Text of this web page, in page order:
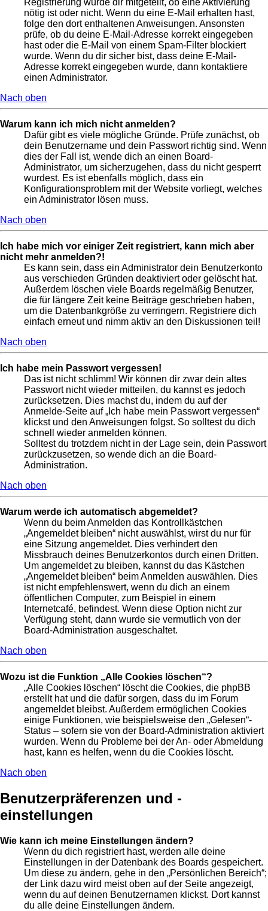
Registrierung wurde dir mitgeteilt, ob eine Aktivierung
nötig ist oder nicht. Wenn du eine E-Mail erhalten hast,
folge den dort enthaltenen Anweisungen. Ansonsten
prüfe, ob du deine E-Mail-Adresse korrekt eingegeben
hast oder die E-Mail von einem Spam-Filter blockiert
wurde. Wenn du dir sicher bist, dass deine E-Mail-
Adresse korrekt eingegeben wurde, dann kontaktiere
einen Administrator.
Nach oben
Warum kann ich mich nicht anmelden?
Dafür gibt es viele mögliche Gründe. Prüfe zunächst, ob
dein Benutzername und dein Passwort richtig sind. Wenn
dies der Fall ist, wende dich an einen Board-
Administrator, um sicherzugehen, dass du nicht gesperrt
wurdest. Es ist ebenfalls möglich, dass ein
Konfigurationsproblem mit der Website vorliegt, welches
ein Administrator lösen muss.
Nach oben
Ich habe mich vor einiger Zeit registriert, kann mich aber
nicht mehr anmelden?!
Es kann sein, dass ein Administrator dein Benutzerkonto
aus verschieden Gründen deaktiviert oder gelöscht hat.
Außerdem löschen viele Boards regelmäßig Benutzer,
die für längere Zeit keine Beiträge geschrieben haben,
um die Datenbankgröße zu verringern. Registriere dich
einfach erneut und nimm aktiv an den Diskussionen teil!
Nach oben
Ich habe mein Passwort vergessen!
Das ist nicht schlimm! Wir können dir zwar dein altes
Passwort nicht wieder mitteilen, du kannst es jedoch
zurücksetzen. Dies machst du, indem du auf der
Anmelde-Seite auf „Ich habe mein Passwort vergessen“
klickst und den Anweisungen folgst. So solltest du dich
schnell wieder anmelden können.
Solltest du trotzdem nicht in der Lage sein, dein Passwort
zurückzusetzen, so wende dich an die Board-
Administration.
Nach oben
Warum werde ich automatisch abgemeldet?
Wenn du beim Anmelden das Kontrollkästchen
„Angemeldet bleiben“ nicht auswählst, wirst du nur für
eine Sitzung angemeldet. Dies verhindert den
Missbrauch deines Benutzerkontos durch einen Dritten.
Um angemeldet zu bleiben, kannst du das Kästchen
„Angemeldet bleiben“ beim Anmelden auswählen. Dies
ist nicht empfehlenswert, wenn du dich an einem
öffentlichen Computer, zum Beispiel in einem
Internetcafé, befindest. Wenn diese Option nicht zur
Verfügung steht, dann wurde sie vermutlich von der
Board-Administration ausgeschaltet.
Nach oben
Wozu ist die Funktion „Alle Cookies löschen“?
„Alle Cookies löschen“ löscht die Cookies, die phpBB
erstellt hat und die dafür sorgen, dass du im Forum
angemeldet bleibst. Außerdem ermöglichen Cookies
einige Funktionen, wie beispielsweise den „Gelesen“-
Status – sofern sie von der Board-Administration aktiviert
wurden. Wenn du Probleme bei der An- oder Abmeldung
hast, kann es helfen, wenn du die Cookies löscht.
Nach oben
Benutzerpräferenzen und -
einstellungen
Wie kann ich meine Einstellungen ändern?
Wenn du dich registriert hast, werden alle deine
Einstellungen in der Datenbank des Boards gespeichert.
Um diese zu ändern, gehe in den „Persönlichen Bereich“;
der Link dazu wird meist oben auf der Seite angezeigt,
wenn du auf deinen Benutzernamen klickst. Dort kannst
du alle deine Einstellungen ändern.